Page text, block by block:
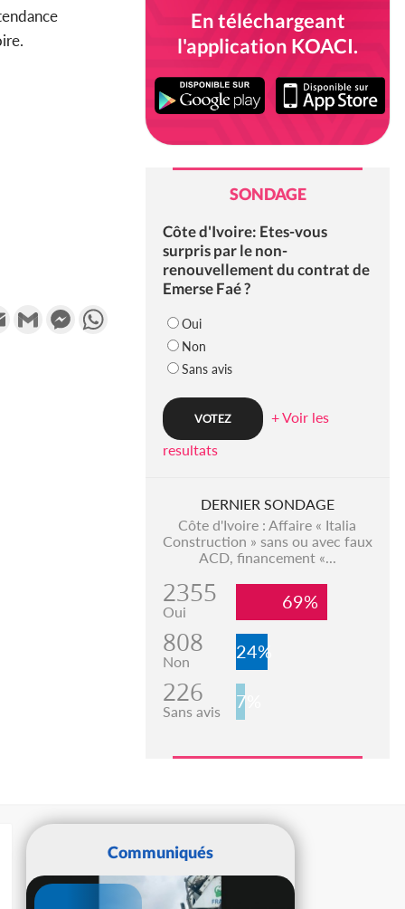
Email Gmail Messenger
En téléchargeant
l'application KOACI.
SONDAGE
Côte d'Ivoire: Etes-vous
surpris par le non-
renouvellement du contrat de
Emerse Faé ?
Oui
Non
Sans avis
+ Voir les
resultats
DERNIER SONDAGE
Côte d'Ivoire : Affaire « Italia
Construction » sans ou avec faux
ACD, financement «...
2355
Oui 69%
808
Non 24%
226
Sans avis 7%
Communiqués